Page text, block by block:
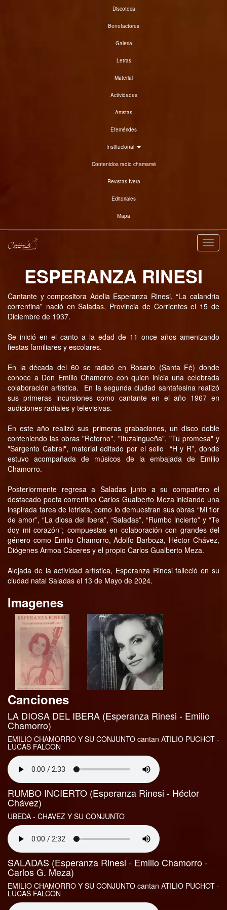
Discoteca
Benefactores
Galeria
Letras
Material
Actividades
Artistas
Efemérides
Institucional
Contenidos radio chamamé
Revistas Ivera
Editoriales
Mapa
ESPERANZA RINESI
Cantante y compositora Adelia Esperanza Rinesi, “La calandria
correntina” nació en Saladas, Provincia de Corrientes el 15 de
Diciembre de 1937.
Se inició en el canto a la edad de 11 once años amenizando
fiestas familiares y escolares.
En la década del 60 se radicó en Rosario (Santa Fé) donde
conoce a Don Emilio Chamorro con quien inicia una celebrada
colaboración artística. En la segunda ciudad santafesina realizó
sus primeras incursiones como cantante en el año 1967 en
audiciones radiales y televisivas.
En este año realizó sus primeras grabaciones, un disco doble
conteniendo las obras "Retorno", "Ituzaingueña", "Tu promesa" y
"Sargento Cabral", material editado por el sello “H y R”, donde
estuvo acompañada de músicos de la embajada de Emilio
Chamorro.
Posteriormente regresa a Saladas junto a su compañero el
destacado poeta correntino Carlos Gualberto Meza iniciando una
inspirada tarea de letrista, como lo demuestran sus obras “Mi flor
de amor”, “La diosa del Ibera”, “Saladas”, “Rumbo incierto” y “Te
doy mi corazón”; compuestas en colaboración con grandes del
género como Emilio Chamorro, Adolfo Barboza, Héctor Chávez,
Diógenes Armoa Cáceres y el propio Carlos Gualberto Meza.
Alejada de la actividad artística, Esperanza Rinesi falleció en su
ciudad natal Saladas el 13 de Mayo de 2024.
Imagenes
Canciones
LA DIOSA DEL IBERA (Esperanza Rinesi - Emilio
Chamorro)
EMILIO CHAMORRO Y SU CONJUNTO cantan ATILIO PUCHOT -
LUCAS FALCON
RUMBO INCIERTO (Esperanza Rinesi - Héctor
Chávez)
UBEDA - CHAVEZ Y SU CONJUNTO
SALADAS (Esperanza Rinesi - Emilio Chamorro -
Carlos G. Meza)
EMILIO CHAMORRO Y SU CONJUNTO cantan ATILIO PUCHOT -
LUCAS FALCON